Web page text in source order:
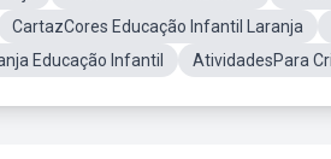
CartazCores Educação Infantil Laranja
Educação Infantil
AtividadesPara